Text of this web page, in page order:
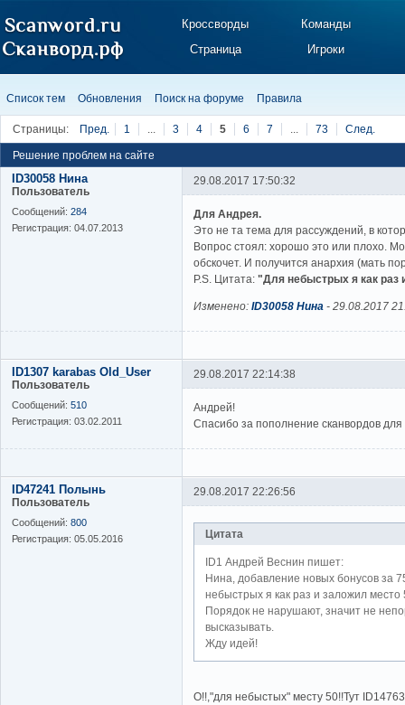
Кроссворды
Команды
Страница
Игроки
Список тем Обновления Поиск на форуме Правила
Страницы: Пред. 1 ... 3 4 5 6 7 ... 73 След.
Решение проблем на сайте
ID30058 Нина
Пользователь
Сообщений: 284
Регистрация: 04.07.2013
29.08.2017 17:50:32
Для Андрея.
Это не та тема для рассуждений, в
Вопрос стоял: хорошо это или плохо.
обскочет. И получится анархия (мать
P.S. Цитата: "Для небыстрых я как раз
Изменено: ID30058 Нина - 29.08.2017
ID1307 karabas Old_User
Пользователь
Сообщений: 510
Регистрация: 03.02.2011
29.08.2017 22:14:38
Андрей!
Спасибо за пополнение сканвордов
ID47241 Полынь
Пользователь
Сообщений: 800
Регистрация: 05.05.2016
29.08.2017 22:26:56
Цитата
ID1 Андрей Веснин пишет:
Нина, добавление новых бонусов за
небыстрых я как раз и заложил
Порядок не нарушают, значит не
высказывать.
Жду идей!
О!!,"для небыстых" месту 50!!Тут